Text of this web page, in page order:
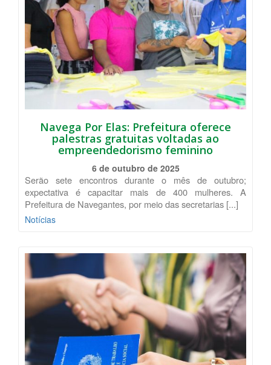
Navega Por Elas: Prefeitura oferece
palestras gratuitas voltadas ao
empreendedorismo feminino
6 de outubro de 2025
Serão sete encontros durante o mês de outubro;
expectativa é capacitar mais de 400 mulheres. A
Prefeitura de Navegantes, por meio das secretarias [...]
Notícias